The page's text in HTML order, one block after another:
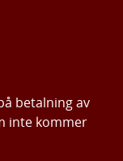
betalning av
inte kommer